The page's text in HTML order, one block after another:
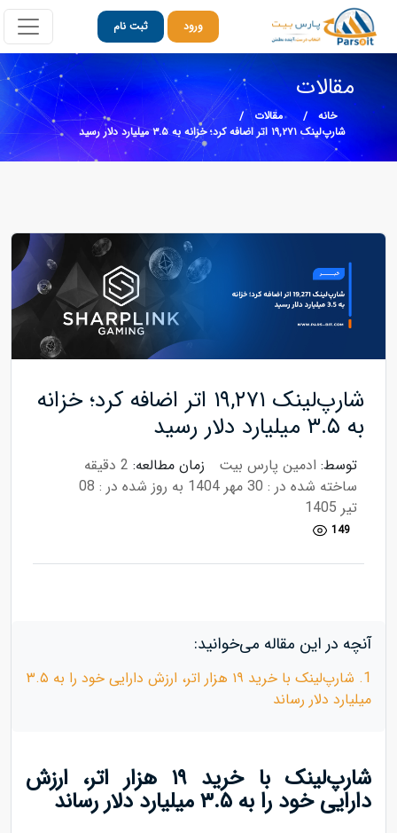
ورود ثبت نام
مقالات
خانه
مقالات
شارپ‌لینک ۱۹,۲۷۱ اتر اضافه کرد؛ خزانه به ۳.۵ میلیارد دلار رسید
شارپ‌لینک ۱۹,۲۷۱ اتر اضافه کرد؛ خزانه
به ۳.۵ میلیارد دلار رسید
توسط: ادمین پارس بیت زمان مطالعه: 2 دقیقه
ساخته شده در : 30 مهر 1404
به روز شده در : 08
تیر 1405
149
آنچه در این مقاله می‌خوانید:
1. شارپ‌لینک با خرید ۱۹ هزار اتر، ارزش دارایی خود را به ۳.۵
میلیارد دلار رساند
شارپ‌لینک با خرید ۱۹ هزار اتر، ارزش
دارایی خود را به ۳.۵ میلیارد دلار رساند